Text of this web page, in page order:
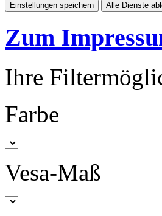
Einstellungen speichern Alle Dienste
Zum
Ihre
Farbe
Vesa-Maß